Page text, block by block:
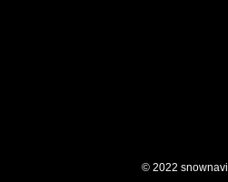
© 2022 snownavi